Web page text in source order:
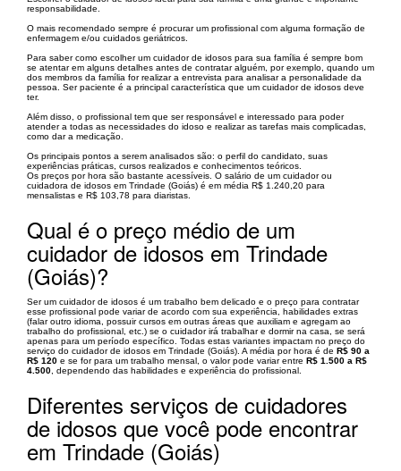
responsabilidade.
O mais recomendado sempre é procurar um profissional com alguma formação de
enfermagem e/ou cuidados geriátricos.
Para saber como escolher um cuidador de idosos para sua família é sempre bom
se atentar em alguns detalhes antes de contratar alguém, por exemplo, quando um
dos membros da família for realizar a entrevista para analisar a personalidade da
pessoa. Ser paciente é a principal característica que um cuidador de idosos deve
ter.
Além disso, o profissional tem que ser responsável e interessado para poder
atender a todas as necessidades do idoso e realizar as tarefas mais complicadas,
como dar a medicação.
Os principais pontos a serem analisados são: o perfil do candidato, suas
experiências práticas, cursos realizados e conhecimentos teóricos.
Os preços por hora são bastante acessíveis. O salário de um cuidador ou
cuidadora de idosos em Trindade (Goiás) é em média R$ 1.240,20 para
mensalistas e R$ 103,78 para diaristas.
Qual é o preço médio de um
cuidador de idosos em Trindade
(Goiás)?
Ser um cuidador de idosos é um trabalho bem delicado e o preço para contratar
esse profissional pode variar de acordo com sua experiência, habilidades extras
(falar outro idioma, possuir cursos em outras áreas que auxiliam e agregam ao
trabalho do profissional, etc.) se o cuidador irá trabalhar e dormir na casa, se será
apenas para um período específico. Todas estas variantes impactam no preço do
serviço do cuidador de idosos em Trindade (Goiás). A média por hora é de R$ 90 a
R$ 120 e se for para um trabalho mensal, o valor pode variar entre R$ 1.500 a R$
4.500 , dependendo das habilidades e experiência do profissional.
Diferentes serviços de cuidadores
de idosos que você pode encontrar
em Trindade (Goiás)